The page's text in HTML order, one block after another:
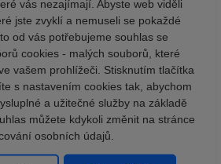
vás nezajímají. Abyste web viděli
jste zvyklí a nemuseli se pokaždé
od vás potřebujeme souhlas se
cookies - malých souborů, které
vašem prohlížeči. Stisknutím tlačítka
s nastavením cookies tak, abychom
a užitečné služby na základě
můžete kdykoli změnit na stránce
osobních údajů.